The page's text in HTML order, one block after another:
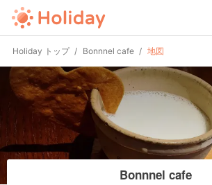
Holiday トップ Bonnnel cafe 地図
Bonnnel cafe